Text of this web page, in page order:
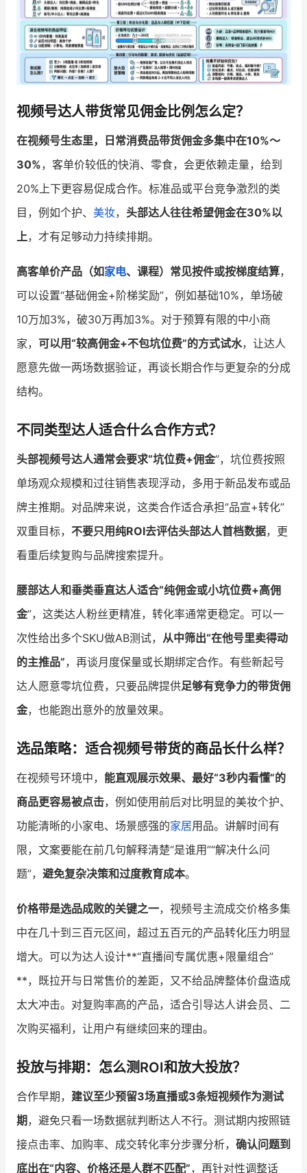
增长俱乐部 有赞商盟
商家社区 社群交流
合作共进
入驻有赞 认证代理商
认证服务商 设计服务商
有赞云 数据通服务
视频号达人带货常见佣金比例怎么定？
在视频号生态里，日常消费品带货佣金多集中在10%～
30%，客单价较低的快消、零食，会更依赖走量，给到
20%上下更容易促成合作。标准品或平台竞争激烈的类
目，例如个护、 美妆， 头部达人往往希望佣金在30%以
上，才有足够动力持续排期。
高客单价产品（如家电、课程）常见按件或按梯度结算，
可以设置“基础佣金+阶梯奖励”，例如基础10%，单场破
10万加3%，破30万再加3%。对于预算有限的中小商
家， 可以用“较高佣金+不包坑位费”的方式试水，让达人
愿意先做一两场数据验证，再谈长期合作与更复杂的分成
结构。
不同类型达人适合什么合作方式？
头部视频号达人通常会要求“坑位费+佣金”，坑位费按照
单场观众规模和过往销售表现浮动，多用于新品发布或品
牌主推期。对品牌来说，这类合作适合承担“品宣+转化”
双重目标， 不要只用纯ROI去评估头部达人首档数据，更
看重后续复购与品牌搜索提升。
腰部达人和垂类垂直达人适合“纯佣金或小坑位费+高佣
金”，这类达人粉丝更精准，转化率通常更稳定。可以一
次性给出多个SKU做AB测试， 从中筛出“在他号里卖得动
的主推品”，再谈月度保量或长期绑定合作。有些新起号
达人愿意零坑位费，只要品牌提供足够有竞争力的带货佣
金，也能跑出意外的放量效果。
选品策略：适合视频号带货的商品长什么样？
在视频号环境中， 能直观展示效果、最好“3秒内看懂”的
商品更容易被点击，例如使用前后对比明显的美妆个护、
功能清晰的小家电、场景感强的家居用品。讲解时间有
限，文案要能在前几句解释清楚“是谁用”“解决什么问
题”， 避免复杂决策和过度教育成本。
价格带是选品成败的关键之一，视频号主流成交价格多集
中在几十到三百元区间，超过五百元的产品转化压力明显
增大。可以为达人设计**“直播间专属优惠+限量组合”
**，既拉开与日常售价的差距，又不给品牌整体价盘造成
太大冲击。对复购率高的产品，适合引导达人讲会员、二
次购买福利，让用户有继续回来的理由。
投放与排期：怎么测ROI和放大投放？
合作早期， 建议至少预留3场直播或3条短视频作为测试
期 ，避免只看一场数据就判断达人不行。测试期内按照链
接点击率、加购率、成交转化率分步骤分析， 确认问题到
底出在“内容、价格还是人群不匹配”，再针对性调整话